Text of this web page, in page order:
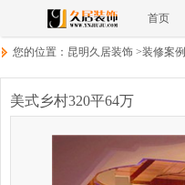
首页
您的位置： 昆明久居装饰 >装修案例
美式乡村320平64万